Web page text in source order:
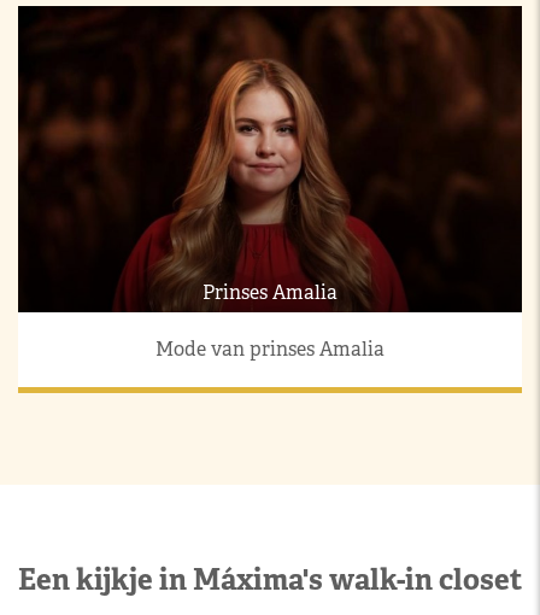
Prinses Amalia
Mode van prinses Amalia
Een kijkje in Máxima's walk-in closet